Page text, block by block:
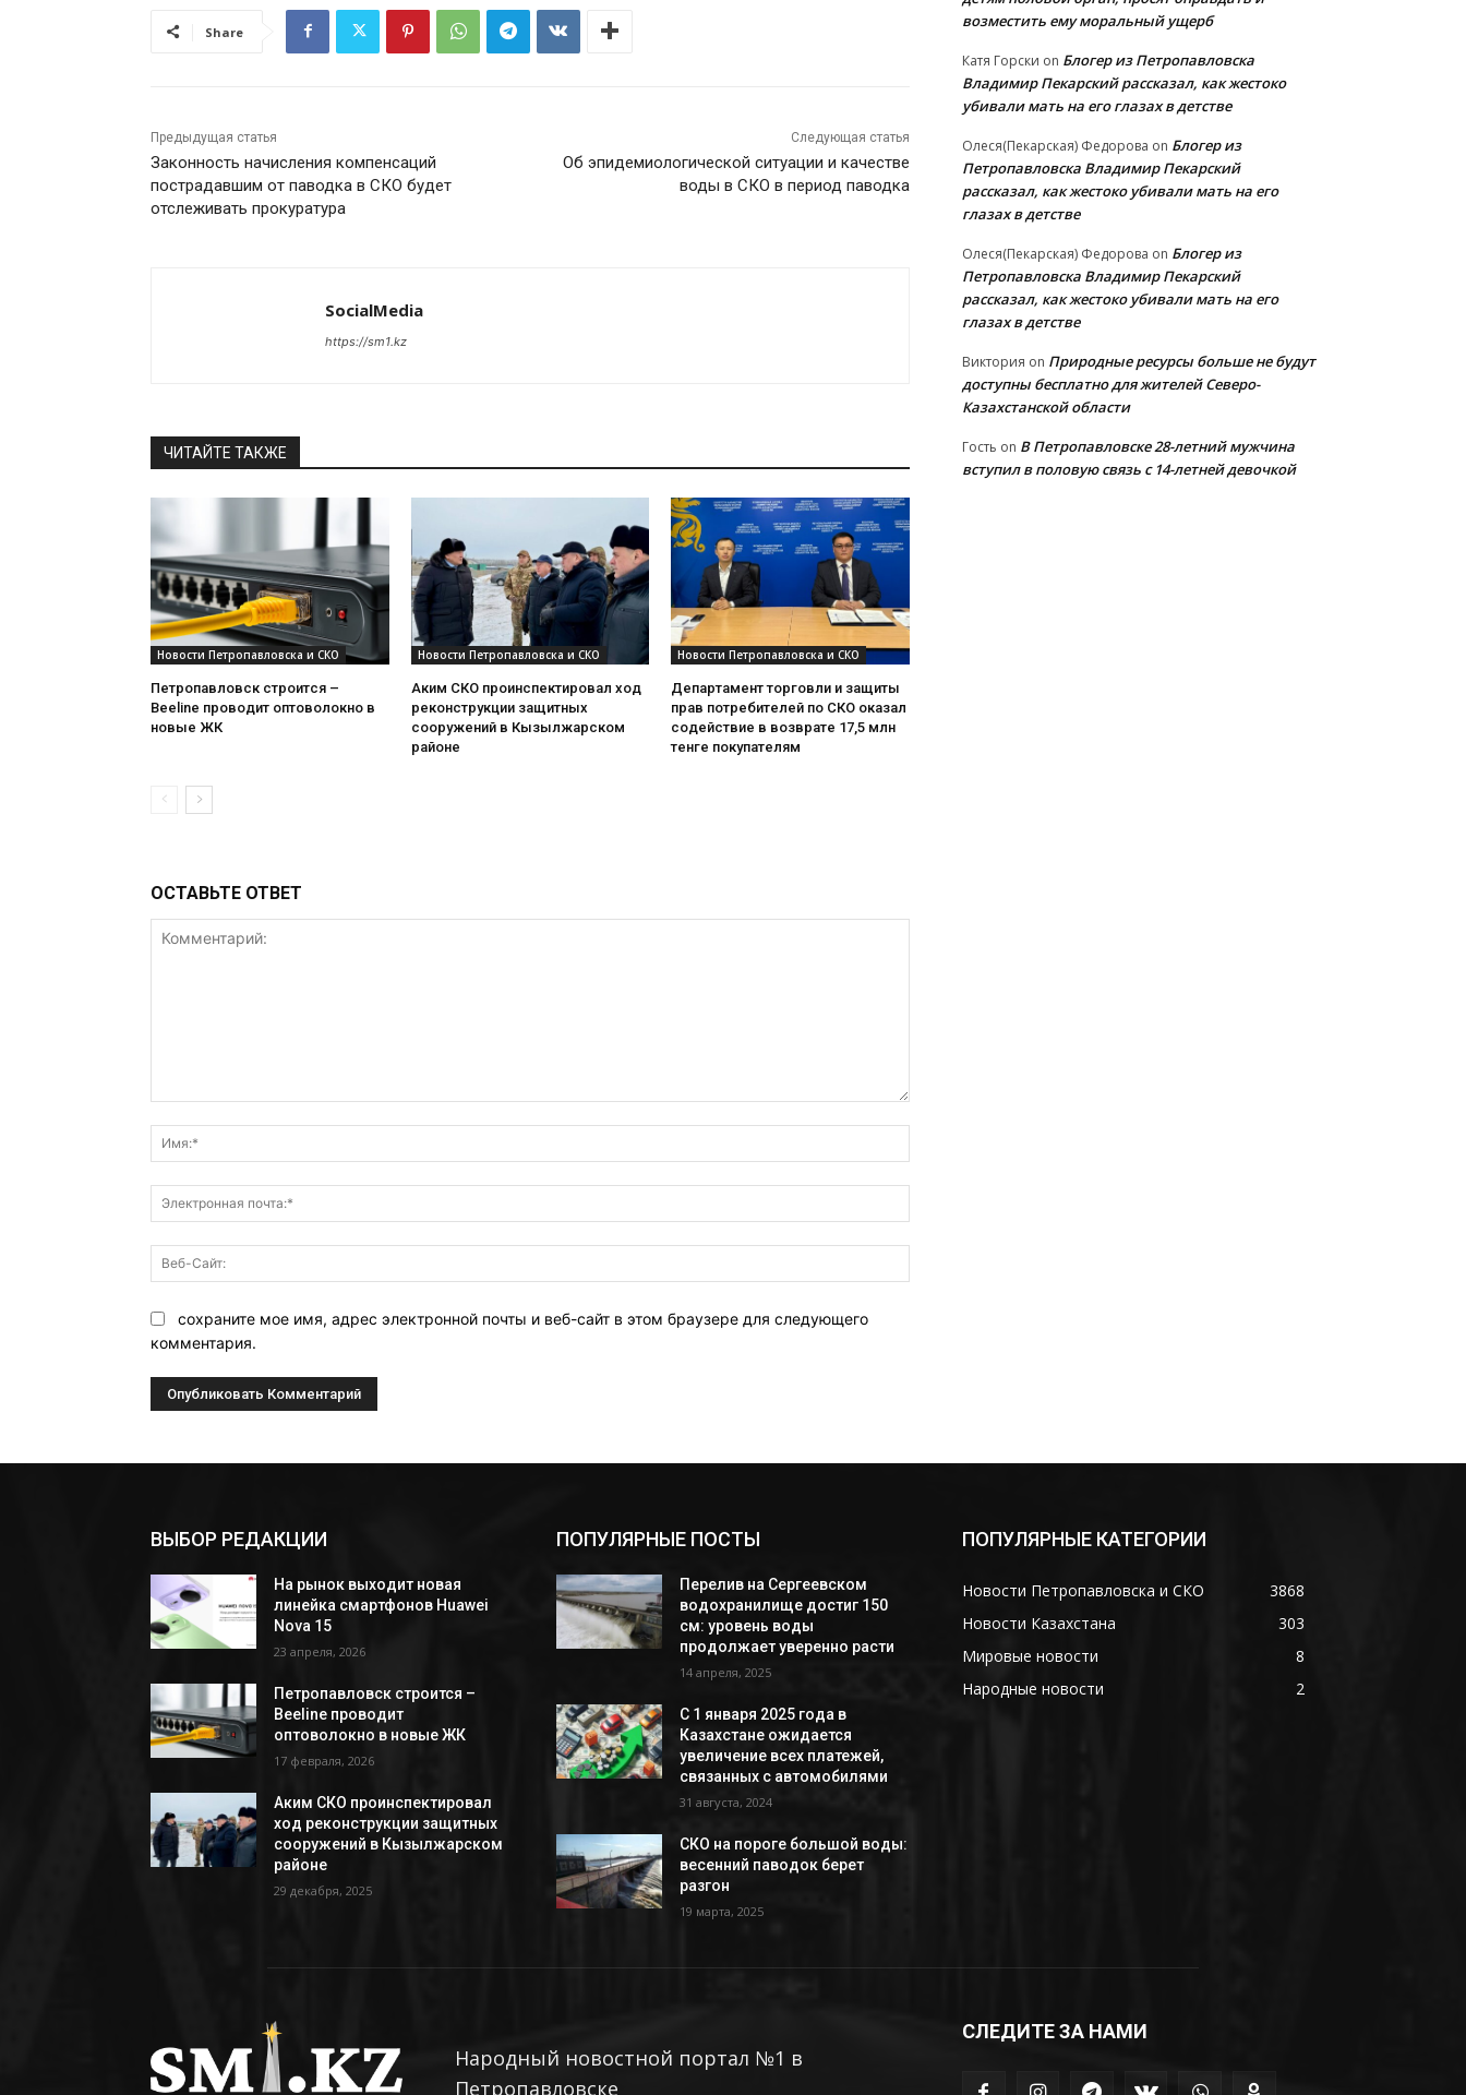
Share
Предыдущая статья
Законность начисления компенсаций
пострадавшим от паводка в СКО будет
отслеживать прокуратура
Следующая статья
Об эпидемиологической ситуации и качестве
воды в СКО в период паводка
SocialMedia
https://sm1.kz
ЧИТАЙТЕ ТАКЖЕ
Новости Петропавловска и СКО
Петропавловск строится –
Beeline проводит оптоволокно в
новые ЖК
Новости Петропавловска и СКО
Аким СКО проинспектировал ход
реконструкции защитных
сооружений в Кызылжарском
районе
Новости Петропавловска и СКО
Департамент торговли и защиты
прав потребителей по СКО оказал
содействие в возврате 17,5 млн
тенге покупателям
ОСТАВЬТЕ ОТВЕТ
почта:*
Сайт:
сохраните мое имя, адрес электронной почты и веб-сайт в этом браузере для следующего
комментария.
возместить ему моральный ущерб
Катя Горски on Блогер из Петропавловска
Владимир Пекарский рассказал, как жестоко
убивали мать на его глазах в детстве
Олеся(Пекарская) Федорова on Блогер из
Петропавловска Владимир Пекарский
рассказал, как жестоко убивали мать на его
глазах в детстве
Олеся(Пекарская) Федорова on Блогер из
Петропавловска Владимир Пекарский
рассказал, как жестоко убивали мать на его
глазах в детстве
Виктория on Природные ресурсы больше не будут
доступны бесплатно для жителей Северо-
Казахстанской области
Гость on В Петропавловске 28-летний мужчина
вступил в половую связь с 14-летней девочкой
ВЫБОР РЕДАКЦИИ
На рынок выходит новая
линейка смартфонов Huawei
Nova 15
23 апреля, 2026
Петропавловск строится –
Beeline проводит
оптоволокно в новые ЖК
17 февраля, 2026
Аким СКО проинспектировал
ход реконструкции защитных
сооружений в Кызылжарском
районе
29 декабря, 2025
ПОПУЛЯРНЫЕ ПОСТЫ
Перелив на Сергеевском
водохранилище достиг 150
см: уровень воды
продолжает уверенно расти
14 апреля, 2025
С 1 января 2025 года в
Казахстане ожидается
увеличение всех платежей,
связанных с автомобилями
31 августа, 2024
СКО на пороге большой воды:
весенний паводок берет
разгон
19 марта, 2025
ПОПУЛЯРНЫЕ КАТЕГОРИИ
Новости Петропавловска и СКО
3868
Новости Казахстана
303
Мировые новости
8
Народные новости
2
Народный новостной портал №1 в
Петропавловске
СЛЕДИТЕ ЗА НАМИ